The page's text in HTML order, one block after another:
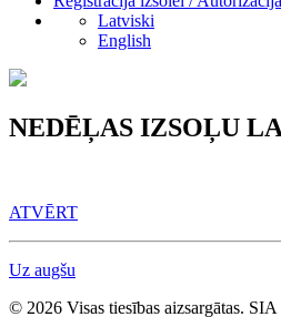
Latviski
English
NEDĒĻAS IZSOĻU
ATVĒRT
Uz augšu
© 2026 Visas tiesības aizsargātas.